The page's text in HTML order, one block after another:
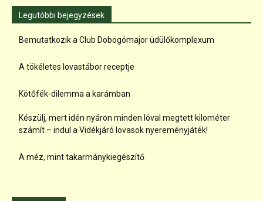
Legutóbbi bejegyzések
Bemutatkozik a Club Dobogómajor üdülőkomplexum
A tökéletes lovastábor receptje
Kötőfék-dilemma a karámban
Készülj, mert idén nyáron minden lóval megtett kilométer
számít – indul a Vidékjáró lovasok nyereményjáték!
A méz, mint takarmánykiegészítő